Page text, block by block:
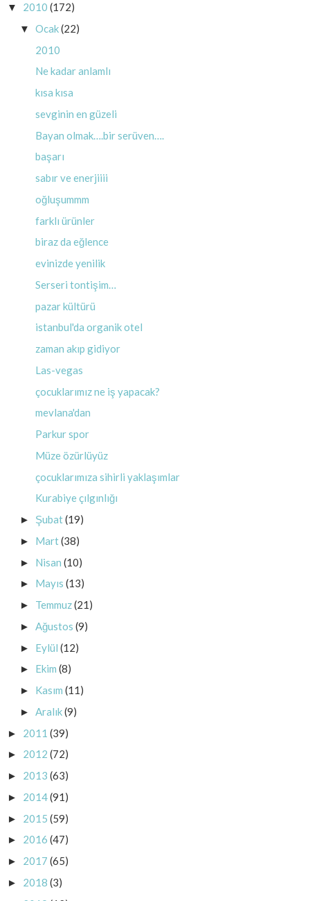
▼ 2010 (172)
▼ Ocak(22)
2010
Ne kadar anlamlı
kısa kısa
sevginin en güzeli
Bayan olmak….bir serüven….
başarı
sabır ve enerjiiii
oğluşummm
farklı ürünler
biraz da eğlence
evinizde yenilik
Serseri tontişim…
pazar kültürü
istanbul'da organik otel
zaman akıp gidiyor
Las-vegas
çocuklarımız ne iş yapacak?
mevlana'dan
Parkur spor
Müze özürlüyüz
çocuklarımıza sihirli yaklaşımlar
Kurabiye çılgınlığı
► Şubat(19)
► Mart(38)
► Nisan (10)
► Mayıs (13)
► Temmuz(21)
► Ağustos (9)
► Eylül (12)
► Ekim (8)
► Kasım (11)
► Aralık(9)
► 2011 (39)
► 2012 (72)
► 2013 (63)
► 2014(91)
► 2015 (59)
► 2016 (47)
► 2017 (65)
► 2018 (3)